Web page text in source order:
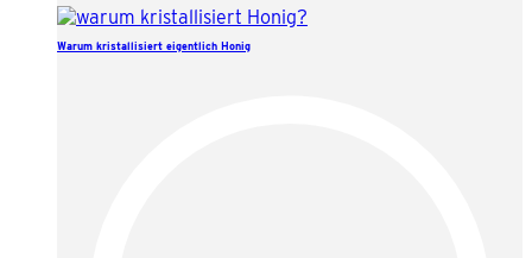
Warum kristallisiert eigentlich Honig